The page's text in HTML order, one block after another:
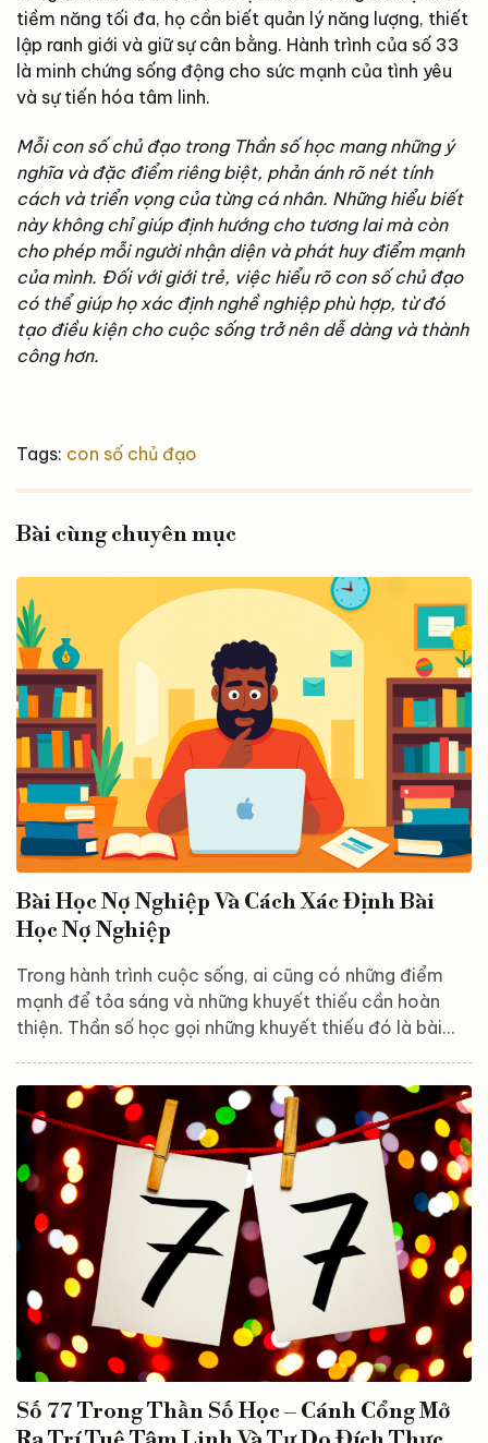
tiềm năng tối đa, họ cần biết quản lý năng lượng, thiết
lập ranh giới và giữ sự cân bằng. Hành trình của số 33
là minh chứng sống động cho sức mạnh của tình yêu
và sự tiến hóa tâm linh.
Mỗi con số chủ đạo trong Thần số học mang những ý
nghĩa và đặc điểm riêng biệt, phản ánh rõ nét tính
cách và triển vọng của từng cá nhân. Những hiểu biết
này không chỉ giúp định hướng cho tương lai mà còn
cho phép mỗi người nhận diện và phát huy điểm mạnh
của mình. Đối với giới trẻ, việc hiểu rõ con số chủ đạo
có thể giúp họ xác định nghề nghiệp phù hợp, từ đó
tạo điều kiện cho cuộc sống trở nên dễ dàng và thành
công hơn.
Tags: con số chủ đạo
Bài cùng chuyên mục
Bài Học Nợ Nghiệp Và Cách Xác Định Bài
Học Nợ Nghiệp
Trong hành trình cuộc sống, ai cũng có những điểm
mạnh để tỏa sáng và những khuyết thiếu cần hoàn
thiện. Thần số học gọi những khuyết thiếu đó là bài
nào để biết được bạn có mang bài học Nợ nghiệp hay
không? Hãy cùng Astroreka khám phá ngay trong bài
viết dưới đây. Bài học Nợ nghiệp là gì? Trong Thần số
học, bài học Nợ nghiệp đại diện cho những kỹ năng,
đặc điểm hoặc phẩm chất mà bạn còn thiếu sót, cần
rèn luyện...
Số 77 Trong Thần Số Học – Cánh Cổng Mở